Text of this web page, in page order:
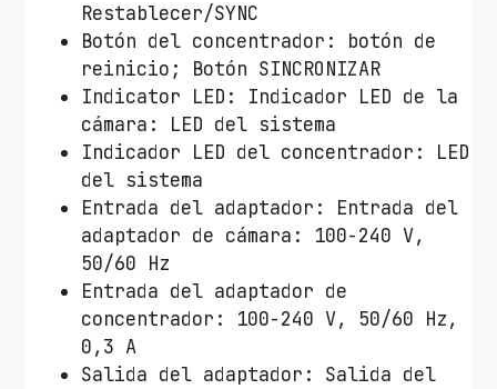
Restablecer/SYNC
Botón del concentrador: botón de
reinicio; Botón SINCRONIZAR
Indicator LED: Indicador LED de la
cámara: LED del sistema
Indicador LED del concentrador: LED
del sistema
Entrada del adaptador: Entrada del
adaptador de cámara: 100-240 V,
50/60 Hz
Entrada del adaptador de
concentrador: 100-240 V, 50/60 Hz,
0,3 A
Salida del adaptador: Salida del